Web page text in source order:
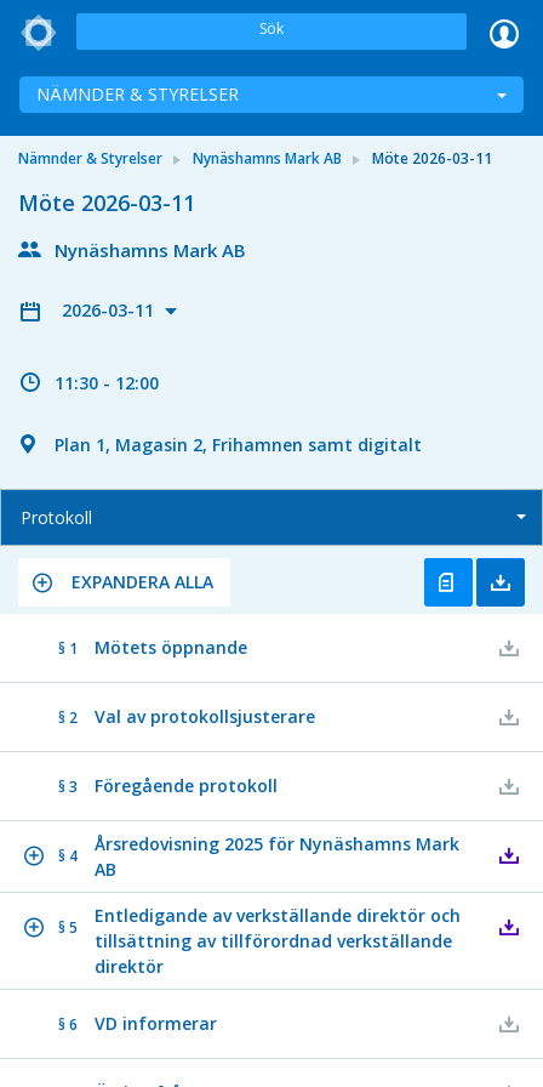
Sök
NÄMNDER & STYRELSER
Nämnder & Styrelser Nynäshamns Mark AB Möte 2026-03-11
Möte 2026-03-11
Nynäshamns Mark AB
2026-03-11
11:30 - 12:00
Plan 1, Magasin 2, Frihamnen samt digitalt
Protokoll
EXPANDERA ALLA
§ 1 Mötets öppnande
§ 2 Val av protokollsjusterare
§ 3 Föregående protokoll
§ 4
Årsredovisning 2025 för Nynäshamns Mark
AB
§ 5
Entledigande av verkställande direktör och
tillsättning av tillförordnad verkställande
direktör
§ 6 VD informerar